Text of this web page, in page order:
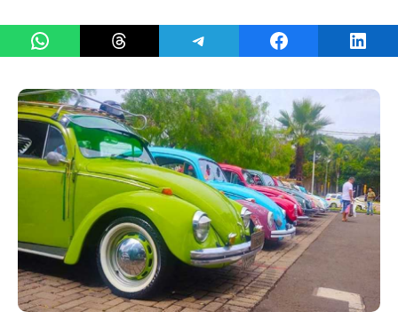
Share on WhatsAppShare on ThreadsShare on TelegramShare on Facebook